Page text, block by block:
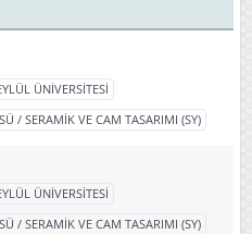
ÜNİVERSİTESİ
/ SERAMİK VE CAM TASARIMI (SY)
ÜNİVERSİTESİ
/ SERAMİK VE CAM TASARIMI (SY)